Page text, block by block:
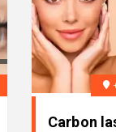
Carbon